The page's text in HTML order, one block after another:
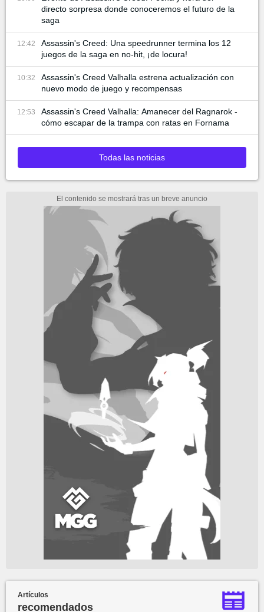
directo sorpresa donde conoceremos el futuro de la
saga
12:42
Assassin's Creed: Una speedrunner termina los 12
juegos de la saga en no-hit, ¡de locura!
10:32
Assassin's Creed Valhalla estrena actualización con
nuevo modo de juego y recompensas
12:53
Assassin's Creed Valhalla: Amanecer del Ragnarok -
cómo escapar de la trampa con ratas en Fornama
Todas las noticias
Artículos
recomendados